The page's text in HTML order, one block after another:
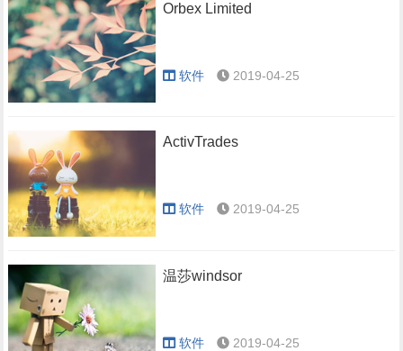
Orbex Limited
软件 2019-04-25
ActivTrades
软件 2019-04-25
温莎windsor
软件 2019-04-25